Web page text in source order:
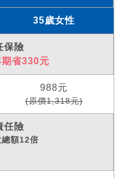
35歲女性
保險
省330元
988元
(原價1,318元)
任險
額12倍